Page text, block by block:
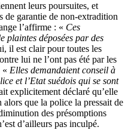
leurs poursuites, et
de garantie de non-extradition
l’affirme : « Ces
plaintes déposées par des
il est clair pour toutes les
lui ne l’ont pas été par les
« Elles demandaient conseil à
et l’Etat suédois qui se sont
explicitement déclaré qu’elle
que la police la pressait de
des présomptions
d’ailleurs pas inculpé.